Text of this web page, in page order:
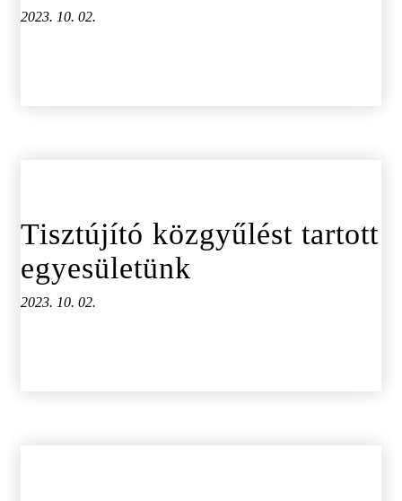
2023. 10. 02.
Tisztújító közgyűlést tartott
egyesületünk
2023. 10. 02.